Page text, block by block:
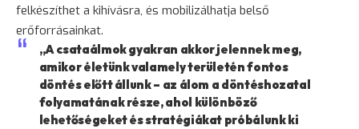
felkészíthet a kihívásra, és mobilizálhatja belső
erőforrásainkat.
„A csataálmok gyakran akkor jelennek meg,
amikor életünk valamely területén fontos
döntés előtt állunk – az álom a döntéshozatal
folyamatának része, ahol különböző
lehetőségeket és stratégiákat próbálunk ki